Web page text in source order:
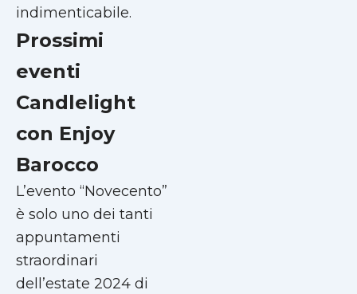
indimenticabile.
Prossimi
eventi
Candlelight
con Enjoy
Barocco
L’evento “Novecento”
è solo uno dei tanti
appuntamenti
straordinari
dell’estate 2024 di